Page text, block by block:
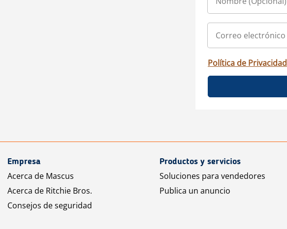
Política de Privacidad
Empresa
Acerca de Mascus
Acerca de Ritchie Bros.
Consejos de seguridad
Productos y servicios
Soluciones para vendedores
Publica un anuncio